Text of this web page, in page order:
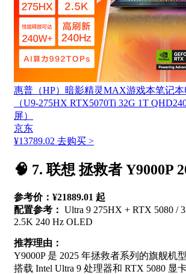
惠普（HP）暗影精灵MAX游戏本笔记
（U9-275HX RTX5070Ti 32G 1T
屏）
京东
¥13789.02 去购买 >
🧠 7. 联想 拯救者 Y9000P
参考价：¥21889.01 起
配置参考： Ultra 9 275HX + RTX 5080 /
2.5K 240 Hz OLED
推荐理由：
Y9000P 是 2025 年拯救者系列的旗舰机型
搭载 Intel Ultra 9 处理器和 RTX 5080 显